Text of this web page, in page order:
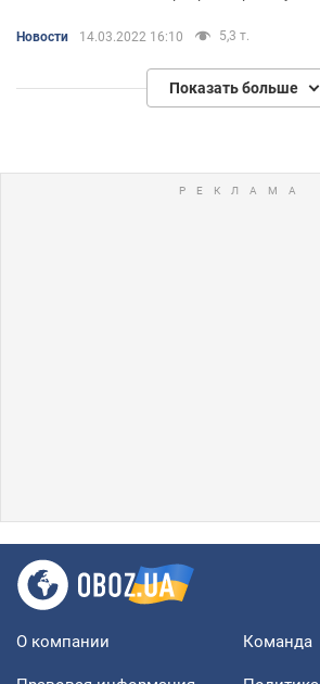
Новости 14.03.2022 16:10 5,3 т.
Показать больше
О компании Команда